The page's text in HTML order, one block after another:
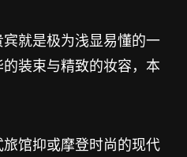
就是极为浅显易懂的一
装束与精致的妆容，本
馆抑或摩登时尚的现代